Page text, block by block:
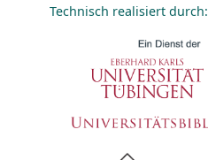
Technisch realisiert durch: